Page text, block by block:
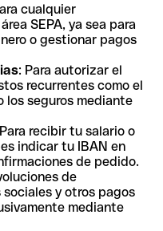
cualquier
SEPA, ya sea para
o gestionar pagos
: Para autorizar el
recurrentes como el
los seguros mediante
recibir tu salario o
indicar tu IBAN en
de pedido.
de
y otros pagos
mediante